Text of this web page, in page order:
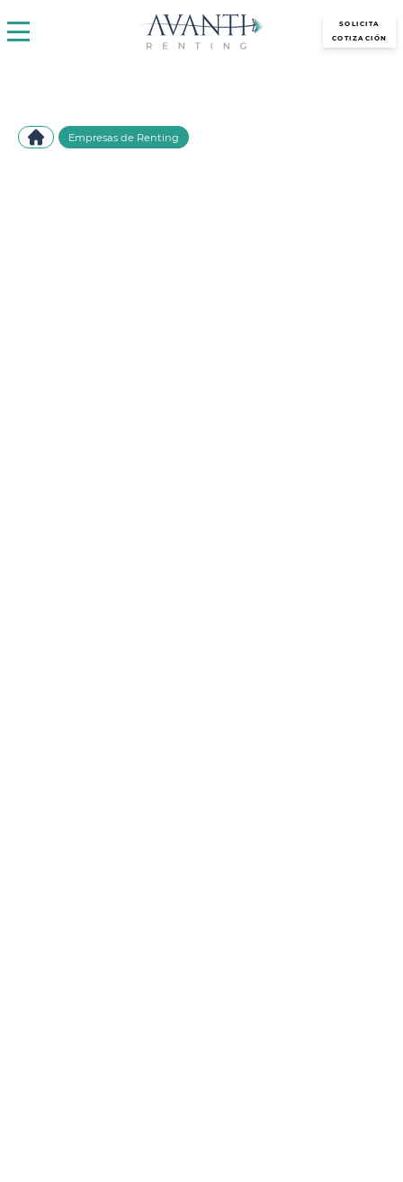
SOLICITA
COTIZACIÓN
Empresas de Renting